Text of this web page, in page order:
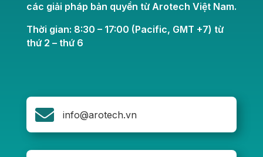
các giải pháp bản quyền từ Arotech Việt Nam.
Thời gian: 8:30 – 17:00 (Pacific, GMT +7) từ
thứ 2 – thứ 6
 info@arotech.vn